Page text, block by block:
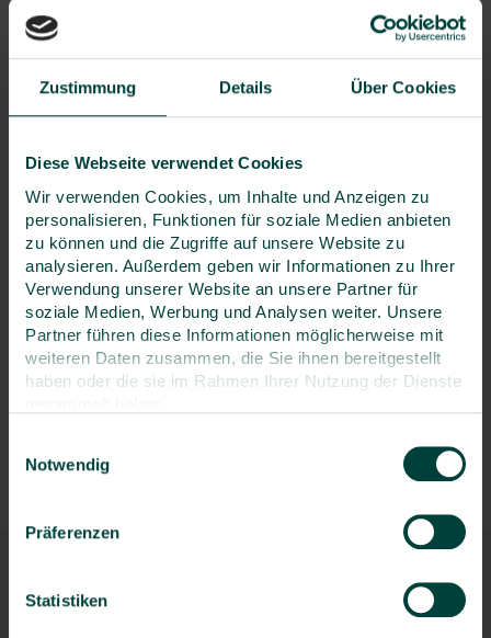
Zustimmung Details Über Cookies
Diese Webseite verwendet Cookies
Wir verwenden Cookies, um Inhalte und Anzeigen zu
personalisieren, Funktionen für soziale Medien anbieten
zu können und die Zugriffe auf unsere Website zu
analysieren. Außerdem geben wir Informationen zu Ihrer
Verwendung unserer Website an unsere Partner für
soziale Medien, Werbung und Analysen weiter. Unsere
Partner führen diese Informationen möglicherweise mit
weiteren Daten zusammen, die Sie ihnen bereitgestellt
haben oder die sie im Rahmen Ihrer Nutzung der Dienste
Notwendig
Präferenzen
Statistiken
Zertifikate
249 €
zzgl. MwSt.
Termin & Ort auswählen:
VA-Nr. VO16384
1.12.2026- Online